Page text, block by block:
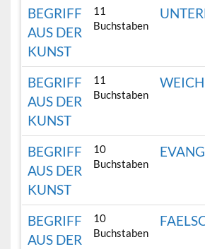
BEGRIFF
AUS DER
KUNST
11
Buchstaben
BEGRIFF
AUS DER
KUNST
11
Buchstaben
BEGRIFF
AUS DER
KUNST
10
Buchstaben
BEGRIFF
AUS DER
10
Buchstaben